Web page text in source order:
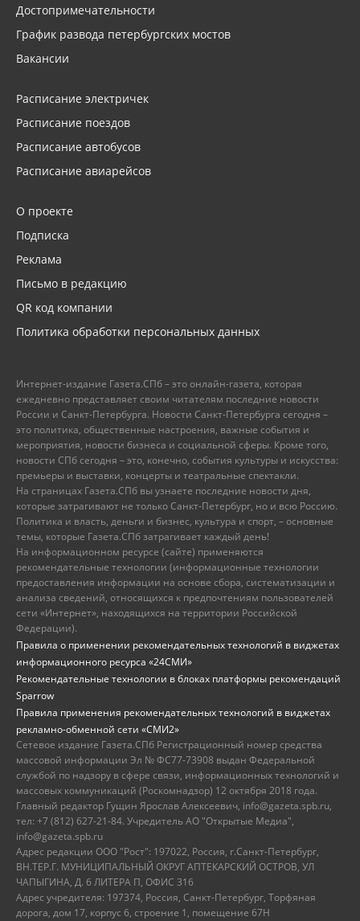
Достопримечательности
График развода петербургских мостов
Вакансии
Расписание электричек
Расписание поездов
Расписание автобусов
Расписание авиарейсов
О проекте
Подписка
Реклама
Письмо в редакцию
QR код компании
Политика обработки персональных данных
Интернет-издание Газета.СПб – это онлайн-газета, которая
ежедневно представляет своим читателям последние новости
России и Санкт-Петербурга. Новости Санкт-Петербурга сегодня –
это политика, общественные настроения, важные события и
мероприятия, новости бизнеса и социальной сферы. Кроме того,
новости СПб сегодня – это, конечно, события культуры и искусства:
премьеры и выставки, концерты и театральные спектакли.
На страницах Газета.СПб вы узнаете последние новости дня,
которые затрагивают не только Санкт-Петербург, но и всю Россию.
Политика и власть, деньги и бизнес, культура и спорт, – основные
темы, которые Газета.СПб затрагивает каждый день!
На информационном ресурсе (сайте) применяются
рекомендательные технологии (информационные технологии
предоставления информации на основе сбора, систематизации и
анализа сведений, относящихся к предпочтениям пользователей
сети «Интернет», находящихся на территории Российской
Федерации).
Правила о применении рекомендательных технологий в виджетах
информационного ресурса «24СМИ»
Рекомендательные технологии в блоках платформы рекомендаций
Sparrow
Правила применения рекомендательных технологий в виджетах
рекламно-обменной сети «СМИ2»
Сетевое издание Газета.СПб Регистрационный номер средства
массовой информации Эл № ФС77-73908 выдан Федеральной
службой по надзору в сфере связи, информационных технологий и
массовых коммуникаций (Роскомнадзор) 12 октября 2018 года.
Главный редактор Гущин Ярослав Алексеевич, info@gazeta.spb.ru,
тел: +7 (812) 627-21-84. Учредитель АО "Открытые Медиа",
info@gazeta.spb.ru
Адрес редакции ООО "Рост": 197022, Россия, г.Санкт-Петербург,
ВН.ТЕР.Г. МУНИЦИПАЛЬНЫЙ ОКРУГ АПТЕКАРСКИЙ ОСТРОВ, УЛ
ЧАПЫГИНА, Д. 6 ЛИТЕРА П, ОФИС 316
Адрес учредителя: 197374, Россия, Санкт-Петербург, Торфяная
дорога, дом 17, корпус 6, строение 1, помещение 67Н